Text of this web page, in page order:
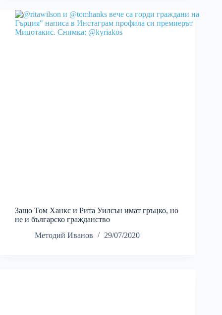
Защо Том Ханкс и Рита Уилсън имат гръцко, но
не и българско гражданство
Методий Иванов
29/07/2020